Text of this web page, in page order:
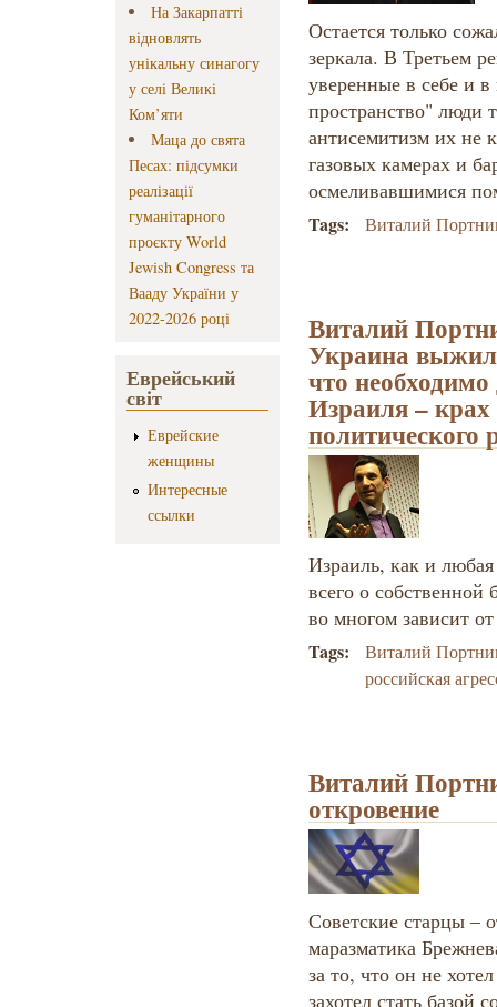
На Закарпатті
відновлять
унікальну синагогу
у селі Великі
Ком’яти
Маца до свята
Песах: підсумки
реалізації
гуманітарного
проєкту World
Jewish Congress та
Вааду України у
2022-2026 році
Еврейський
світ
Еврейские
женщины
Интересные
ссылки
Остается только
зеркала. В Третьем
уверенные в себе и
пространство" люди
антисемитизм их не
газовых камерах и
осмеливавшимися
Tags: Виталий
Виталий
Украина
что
Израиля – крах
политического
Израиль, как и
всего о собственной
во многом зависит
Tags:
Виталий
российская
Виталий
откровение
Советские старцы –
маразматика
за то, что он не
захотел стать базой